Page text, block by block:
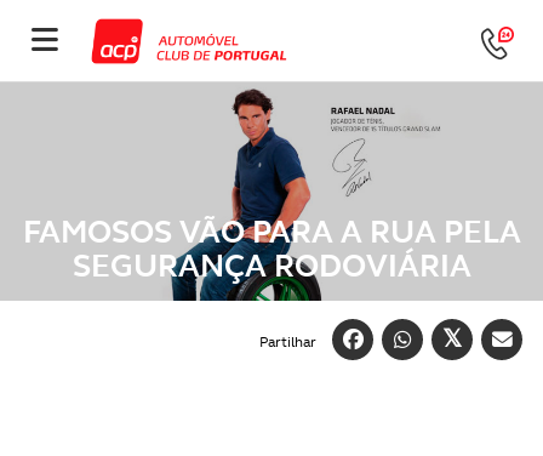
FAMOSOS VÃO PARA A RUA PELA
SEGURANÇA RODOVIÁRIA
Partilhar